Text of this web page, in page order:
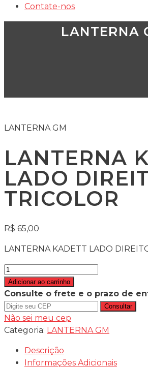
Contate-nos
LANTERNA
LANTERNA GM
LANTERNA
LADO
TRICOLOR
R$ 65,00
LANTERNA KADETT LADO
LANTERNA
KADETT
LADO
DIREITO
TRICOLOR
quantidade
Adicionar ao carrinho
Consulte o frete e o prazo de
Consultar
Não sei meu cep
Categoria: LANTERNA GM
Descrição
Informações Adicionais